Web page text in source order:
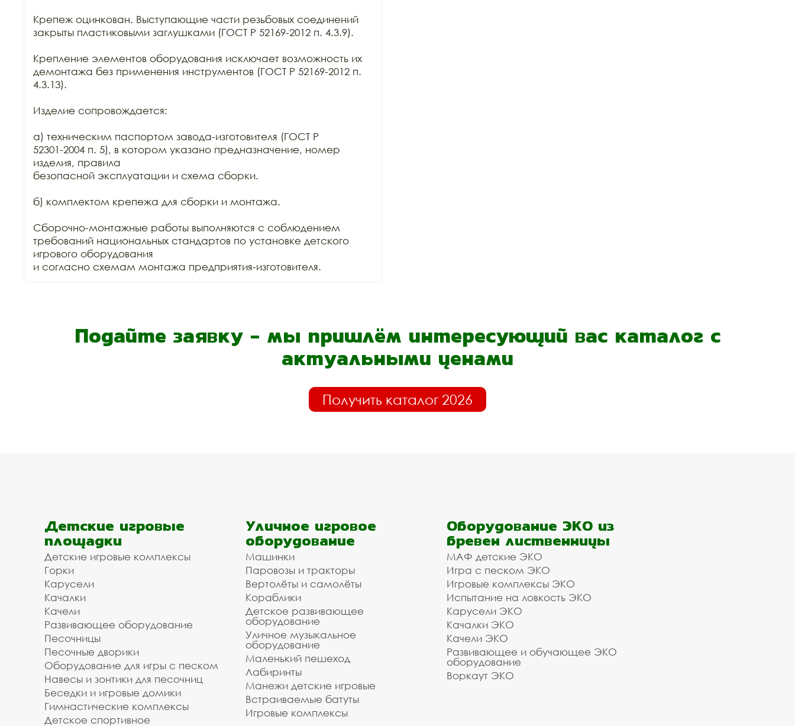
Крепеж оцинкован. Выступающие части резьбовых соединений
закрыты пластиковыми заглушками (ГОСТ Р 52169-2012 п. 4.3.9).
Крепление элементов оборудования исключает возможность их
демонтажа без применения инструментов (ГОСТ Р 52169-2012 п.
4.3.13).
Изделие сопровождается:
а) техническим паспортом завода-изготовителя (ГОСТ Р
52301-2004 п. 5), в котором указано предназначение, номер
изделия, правила
безопасной эксплуатации и схема сборки.
б) комплектом крепежа для сборки и монтажа.
Сборочно-монтажные работы выполняются с соблюдением
требований национальных стандартов по установке детского
игрового оборудования
и согласно схемам монтажа предприятия-изготовителя.
Подайте заявку - мы пришлём интересующий вас каталог с
актуальными ценами
Получить каталог 2026
Детские игровые
площадки
Детские игровые комплексы
Горки
Карусели
Качалки
Качели
Развивающее оборудование
Песочницы
Песочные дворики
Оборудование для игры с песком
Навесы и зонтики для песочниц
Беседки и игровые домики
Гимнастические комплексы
Детское спортивное
Уличное игровое
оборудование
Машинки
Паровозы и тракторы
Вертолёты и самолёты
Кораблики
Детское развивающее
оборудование
Уличное музыкальное
оборудование
Маленький пешеход
Лабиринты
Манежи детские игровые
Встраиваемые батуты
Игровые комплексы
Оборудование ЭКО из
бревен лиственницы
МАФ детские ЭКО
Игра с песком ЭКО
Игровые комплексы ЭКО
Испытание на ловкость ЭКО
Карусели ЭКО
Качалки ЭКО
Качели ЭКО
Развивающее и обучающее ЭКО
оборудование
Воркаут ЭКО